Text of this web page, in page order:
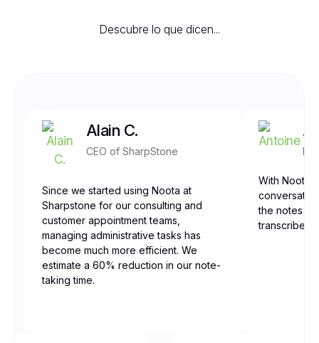
Descubre lo que dicen...
Alain C.
CEO of SharpStone
Since we started using Noota at
Sharpstone for our consulting and
customer appointment teams,
managing administrative tasks has
become much more efficient. We
estimate a 60% reduction in our note-
taking time.
With Noota,
the notes
transcribed,